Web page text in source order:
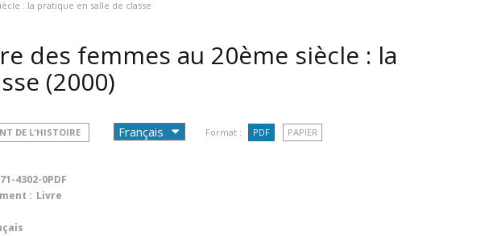
: la pratique en salle de classe
des femmes au 20ème siècle : la
(2000)
DE L'HISTOIRE Format : PDF PAPIER
4302-0PDF
: Livre